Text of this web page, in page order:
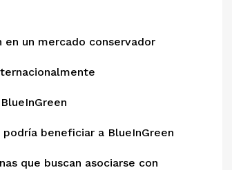
un mercado conservador
beneficiar a BlueInGreen
que buscan asociarse con